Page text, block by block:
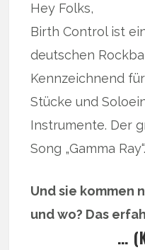
Hey Folks,
Birth Control ist
deutschen
Kennzeichnend
Stücke und
Instrumente. Der
Song „Gamma Ray“.
Und sie kommen
und wo? Das
…